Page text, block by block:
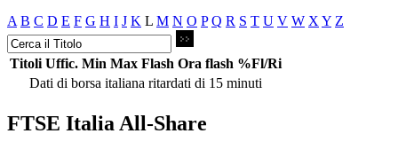
A B C D E F G H I J K L M N O P Q R S T U V W X Y Z
Titoli Uffic. Min Max Flash Ora flash %Fl/Ri
Dati di borsa italiana ritardati di 15 minuti
FTSE Italia All-Share